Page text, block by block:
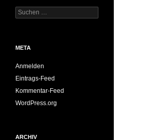
Suchen
nach:
META
Anmelden
Eintrags-Feed
Kommentar-Feed
WordPress.org
ARCHIV